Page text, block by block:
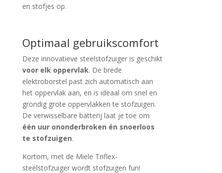
en stofjes op.
Optimaal gebruikscomfort
Deze innovatieve steelstofzuiger is geschikt
voor elk oppervlak. De brede
elektroborstel past zich automatisch aan
het oppervlak aan, en is ideaal om snel en
grondig grote oppervlakken te stofzuigen.
De verwisselbare batterij laat je toe om
één uur ononderbroken én snoerloos
te stofzuigen.
Kortom, met de Miele Triflex-
steelstofzuiger wordt stofzuigen fun!